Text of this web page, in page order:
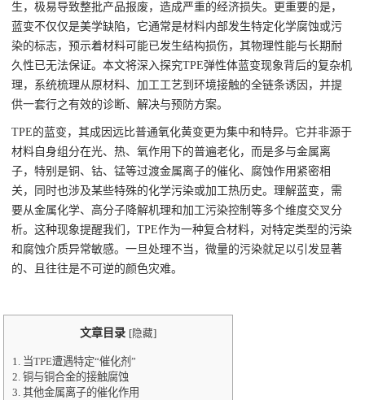
生，极易导致整批产品报废，造成严重的经济损失。更重要的是，
蓝变不仅仅是美学缺陷，它通常是材料内部发生特定化学腐蚀或污
染的标志，预示着材料可能已发生结构损伤，其物理性能与长期耐
久性已无法保证。本文将深入探究TPE弹性体蓝变现象背后的复杂机
理，系统梳理从原材料、加工工艺到环境接触的全链条诱因，并提
供一套行之有效的诊断、解决与预防方案。
TPE的蓝变，其成因远比普通氧化黄变更为集中和特异。它并非源于
材料自身组分在光、热、氧作用下的普遍老化，而是多与金属离
子，特别是铜、钴、锰等过渡金属离子的催化、腐蚀作用紧密相
关，同时也涉及某些特殊的化学污染或加工热历史。理解蓝变，需
要从金属化学、高分子降解机理和加工污染控制等多个维度交叉分
析。这种现象提醒我们，TPE作为一种复合材料，对特定类型的污染
和腐蚀介质异常敏感。一旦处理不当，微量的污染就足以引发显著
的、且往往是不可逆的颜色灾难。
文章目录 [隐藏]
1. 当TPE遭遇特定“催化剂”
2. 铜与铜合金的接触腐蚀
3. 其他金属离子的催化作用